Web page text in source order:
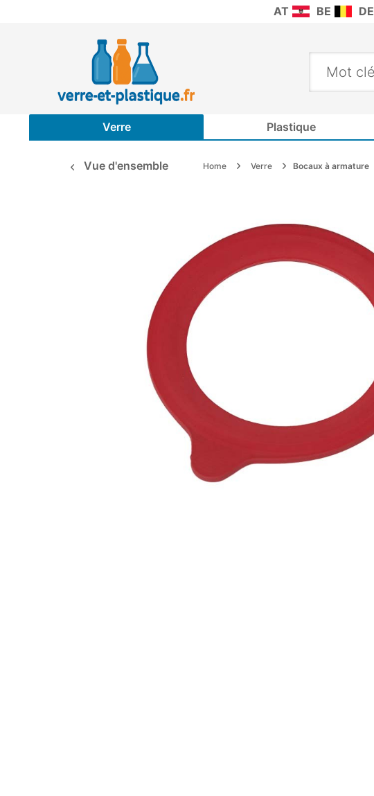
AT BE DE
Verre Plastique
Vue d'ensemble Home Verre Bocaux à armature